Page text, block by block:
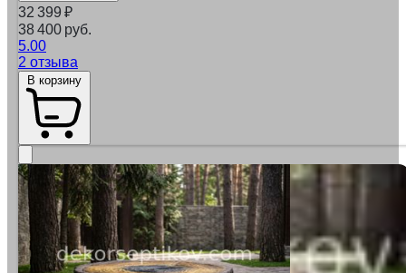
32 399 ₽
38 400 руб.
5.00
2 отзыва